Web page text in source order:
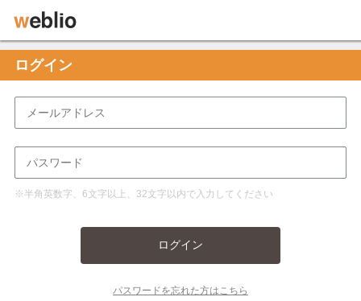
ログイン
※半角英数字、6文字以上、32文字以内で入力してください
ログイン
パスワードを忘れた方はこちら